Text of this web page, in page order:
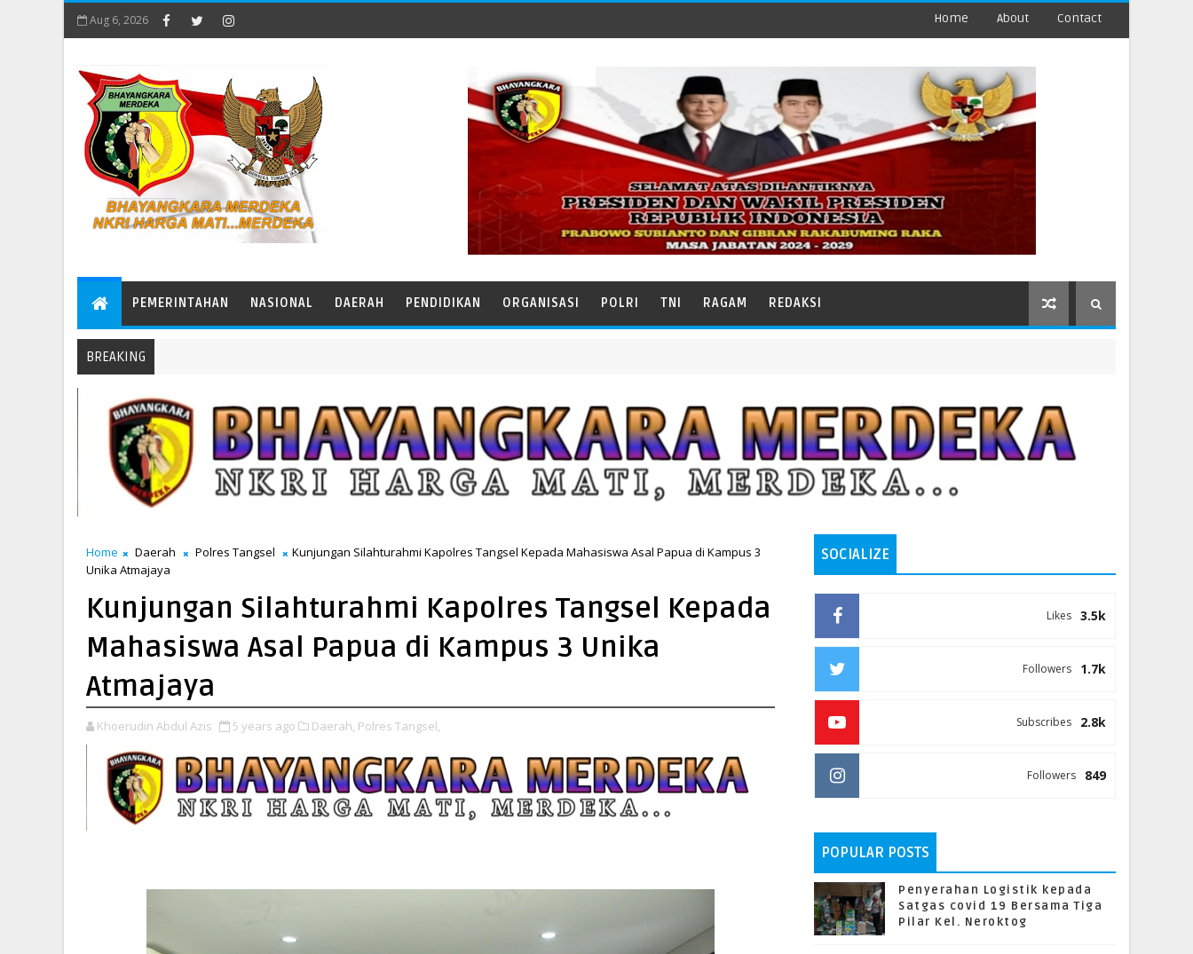
Aug 6, 2026 Home About Contact
PEMERINTAHAN NASIONAL DAERAH PENDIDIKAN ORGANISASI POLRI TNI RAGAM REDAKSI
BREAKING
Home Daerah Polres Tangsel
Kunjungan Silahturahmi Kapolres Tangsel Kepada Mahasiswa Asal Papua di Kampus 3
Unika Atmajaya
Kunjungan Silahturahmi Kapolres Tangsel Kepada
Mahasiswa Asal Papua di Kampus 3 Unika
Atmajaya
Khoerudin Abdul Azis 5 years ago Daerah, Polres Tangsel,
SOCIALIZE
3.5k
Likes
1.7k
Followers
2.8k
Subscribes
849
Followers
POPULAR POSTS
Penyerahan Logistik kepada
Satgas covid 19 Bersama Tiga
Pilar Kel. Neroktog